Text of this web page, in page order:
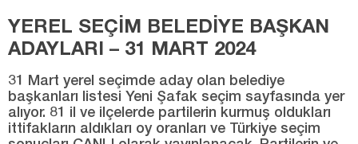
YÜCEBAĞ
Bayburt
Bilecik
Bingöl
Bitlis
YEREL SEÇİM BELEDİYE BAŞKAN
ADAYLARI – 31 MART 2024
31 Mart yerel seçimde aday olan belediye
başkanları listesi Yeni Şafak seçim sayfasında yer
alıyor. 81 il ve ilçelerde partilerin kurmuş oldukları
ittifakların aldıkları oy oranları ve Türkiye seçim